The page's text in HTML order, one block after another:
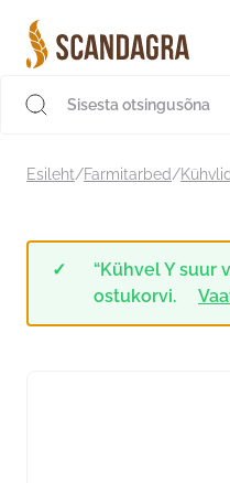
sisu
juurde
Esileht/Farmitarbed/
“Kühvel Y suur
ostukorvi.